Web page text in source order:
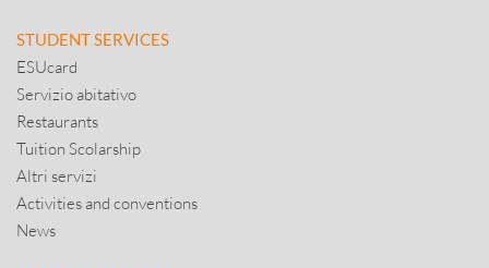
STUDENT SERVICES
ESUcard
Servizio abitativo
Restaurants
Tuition Scolarship
Altri servizi
Activities and conventions
News